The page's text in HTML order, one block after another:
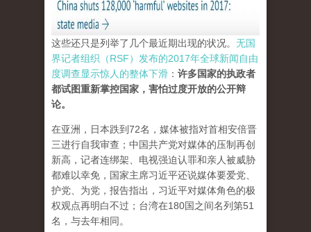
这些还只是列举了几个最近期出现的状况。 无国
界记者组织（RSF）发布的2017年全球新闻自由
度调查显示惊人的整体下滑 ： 许多国家的执政者
都试图重新掌控国家，害怕过度开放的公开辩
论。
在亚洲，日本跌到72名，媒体被指对首相安倍晋
三进行自我审查；中国共产党对媒体的压制再创
新高，记者连绑架、电视强迫认罪和亲人被威胁
都难以幸免，国家主席习近平还说媒体要爱党、
护党、为党，报告指出，习近平对媒体角色的极
权观点再明白不过；台湾在180国之间名列第51
名，与去年相同。